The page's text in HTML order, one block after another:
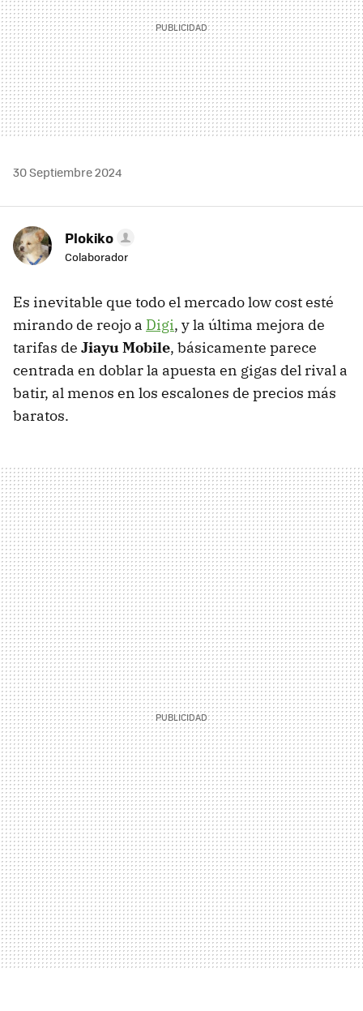
30 Septiembre 2024
Plokiko
Colaborador
Es inevitable que todo el mercado low cost esté
mirando de reojo a Digi, y la última mejora de
tarifas de Jiayu Mobile, básicamente parece
centrada en doblar la apuesta en gigas del rival a
batir, al menos en los escalones de precios más
baratos.